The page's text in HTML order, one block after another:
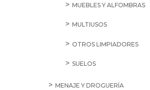
MUEBLES Y ALFOMBRAS
MULTIUSOS
OTROS LIMPIADORES
SUELOS
MENAJE Y DROGUERÍA